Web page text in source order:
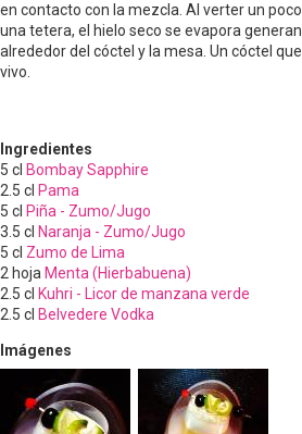
en contacto con la mezcla. Al verter un
una tetera, el hielo seco se evapora
alrededor del cóctel y la mesa. Un cóctel
vivo.
Ingredientes
5 cl Bombay Sapphire
2.5 cl Pama
5 cl Piña - Zumo/Jugo
3.5 cl Naranja - Zumo/Jugo
5 cl Zumo de Lima
2 hoja Menta (Hierbabuena)
2.5 cl Kuhri - Licor de manzana verde
2.5 cl Belvedere Vodka
Imágenes